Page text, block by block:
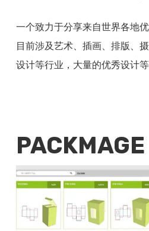
一个致力于分享来自世界各地
目前涉及艺术、插画、排版、
设计等行业，大量的优秀设计等
PACKMAGE